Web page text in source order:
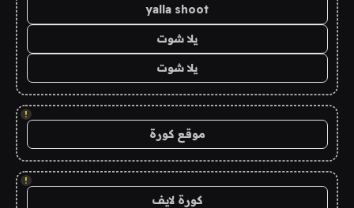
yalla shoot
يلا شوت
يلا شوت
!
موقع كورة
!
كورة لايف